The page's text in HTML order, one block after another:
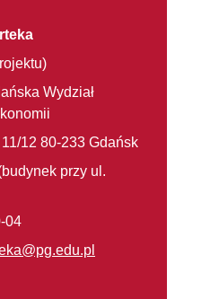
Wydział
12 80-233 Gdańsk
przy ul.
04